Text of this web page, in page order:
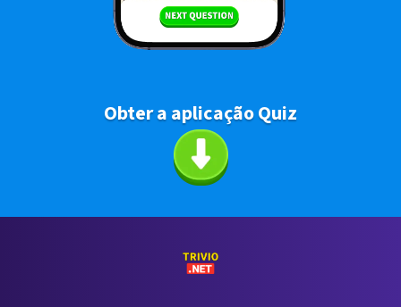
Obter a aplicação Quiz